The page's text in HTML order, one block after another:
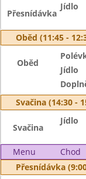
Přesnídávka
Jídlo
Oběd (11:45 -
Oběd
Jídlo
Svačina (14:30 -
Svačina
Jídlo
Menu Chod
Přesnídávka